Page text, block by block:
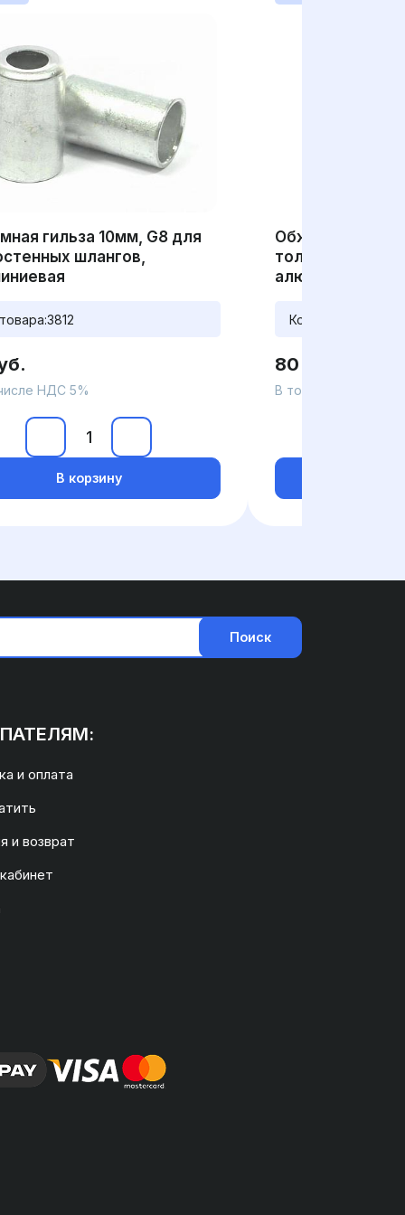
гильза 10мм, G8 для
шлангов,
3812
НДС 5%
В корзину
Обжимная
толстостенных
алюминиевая
Код товара:
80 руб.
В том числе НДС
Поиск
и оплата
и возврат